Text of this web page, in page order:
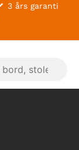
3 års garanti